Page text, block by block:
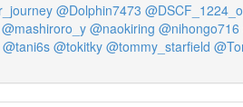
@Dolphin7473
@mashiroro_y @naokiring @nihongo716
@tani6s @tokitky @tommy_starfield